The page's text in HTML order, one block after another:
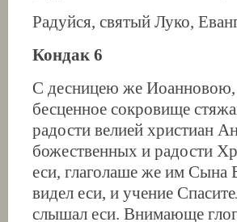
Радуйся, святый Луко,
Кондак 6
С десницею же Иоанновою,
бесценное сокровище
радости велией христиан
божественных и радости
еси, глаголаше же им Сына
видел еси, и учение
слышал еси. Внимающе